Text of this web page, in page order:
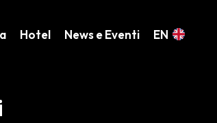
Hotel News e Eventi EN